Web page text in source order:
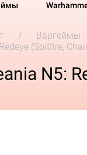
Варгеймы
(Spitfire,
N5: